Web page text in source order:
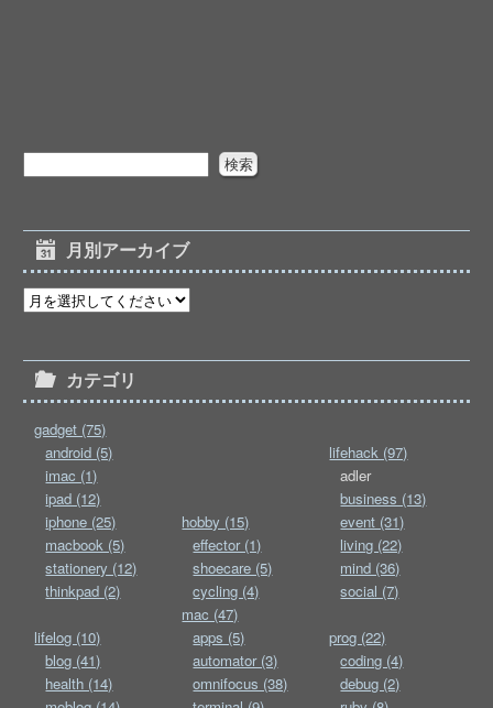
月別アーカイブ
カテゴリ
gadget (75)
android (5)
imac (1)
ipad (12)
iphone (25)
macbook (5)
stationery (12)
thinkpad (2)
hobby (15)
effector (1)
shoecare (5)
cycling (4)
lifehack (97)
adler
business (13)
event (31)
living (22)
mind (36)
social (7)
lifelog (10)
blog (41)
health (14)
mac (47)
apps (5)
automator (3)
omnifocus (38)
prog (22)
coding (4)
debug (2)